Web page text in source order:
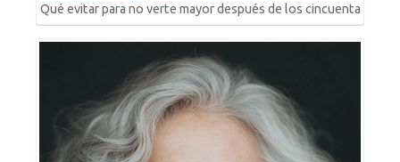
Qué evitar para no verte mayor después de los cincuenta